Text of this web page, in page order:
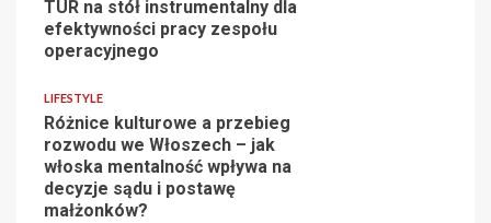
TUR na stół instrumentalny dla
efektywności pracy zespołu
operacyjnego
LIFESTYLE
Różnice kulturowe a przebieg
rozwodu we Włoszech – jak
włoska mentalność wpływa na
decyzje sądu i postawę
małżonków?